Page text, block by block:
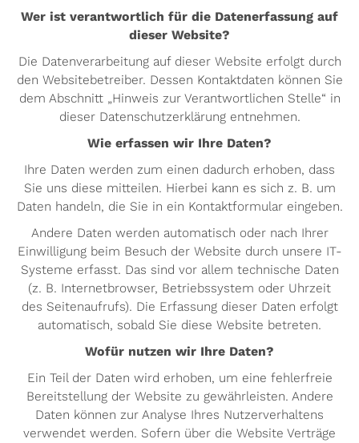
Wer ist verantwortlich für die Datenerfassung auf
dieser Website?
Die Datenverarbeitung auf dieser Website erfolgt durch
den Websitebetreiber. Dessen Kontaktdaten können Sie
dem Abschnitt „Hinweis zur Verantwortlichen Stelle“ in
dieser Datenschutzerklärung entnehmen.
Wie erfassen wir Ihre Daten?
Ihre Daten werden zum einen dadurch erhoben, dass
Sie uns diese mitteilen. Hierbei kann es sich z. B. um
Daten handeln, die Sie in ein Kontaktformular eingeben.
Andere Daten werden automatisch oder nach Ihrer
Einwilligung beim Besuch der Website durch unsere IT-
Systeme erfasst. Das sind vor allem technische Daten
(z. B. Internetbrowser, Betriebssystem oder Uhrzeit
des Seitenaufrufs). Die Erfassung dieser Daten erfolgt
automatisch, sobald Sie diese Website betreten.
Wofür nutzen wir Ihre Daten?
Ein Teil der Daten wird erhoben, um eine fehlerfreie
Bereitstellung der Website zu gewährleisten. Andere
Daten können zur Analyse Ihres Nutzerverhaltens
verwendet werden. Sofern über die Website Verträge